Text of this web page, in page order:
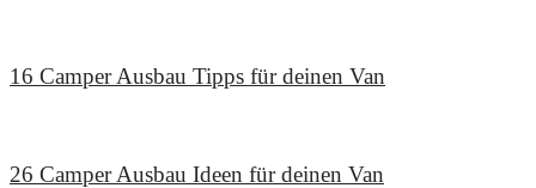
16 Camper Ausbau Tipps für deinen Van
26 Camper Ausbau Ideen für deinen Van